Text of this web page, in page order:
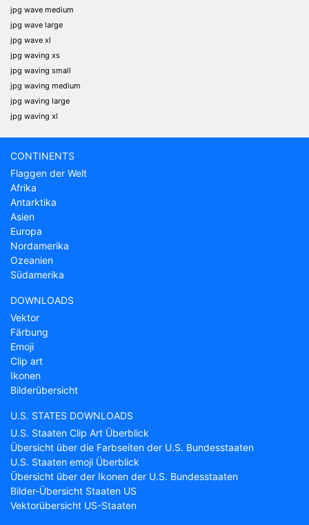
jpg wave medium
jpg wave large
jpg wave xl
jpg waving xs
jpg waving small
jpg waving medium
jpg waving large
jpg waving xl
CONTINENTS
Flaggen der Welt
Afrika
Antarktika
Asien
Europa
Nordamerika
Ozeanien
Südamerika
DOWNLOADS
Vektor
Färbung
Emoji
Clip art
Ikonen
Bilderübersicht
U.S. STATES DOWNLOADS
U.S. Staaten Clip Art Überblick
Übersicht über die Farbseiten der U.S. Bundesstaaten
U.S. Staaten emoji Überblick
Übersicht über der Ikonen der U.S. Bundesstaaten
Bilder-Übersicht Staaten US
Vektorübersicht US-Staaten